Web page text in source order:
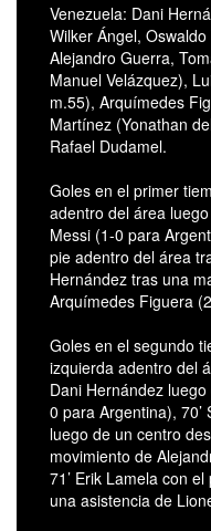
Venezuela: Dani
Wilker Ángel,
Alejandro Guerra,
Manuel Velázquez),
m.55), Arquímedes
Martínez (Yonathan
Rafael Dudamel.
Goles en el primer
adentro del área
Messi (1-0 para
pie adentro del área
Hernández tras una
Arquímedes Figuera
Goles en el segundo
izquierda adentro del
Dani Hernández
0 para Argentina),
luego de un centro
movimiento de
71’ Erik Lamela con
una asistencia de